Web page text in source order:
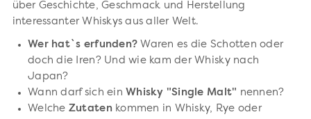
über Geschichte, Geschmack und Herstellung
interessanter Whiskys aus aller Welt.
Wer hat`s erfunden? Waren es die Schotten oder
doch die Iren? Und wie kam der Whisky nach
Japan?
Wann darf sich ein Whisky "Single Malt" nennen?
Welche Zutatenkommen in Whisky, Rye oder